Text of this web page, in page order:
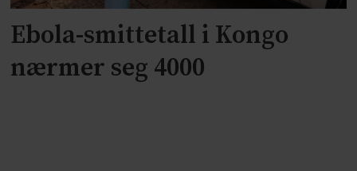
Ebola-smittetall i Kongo
nærmer seg 4000